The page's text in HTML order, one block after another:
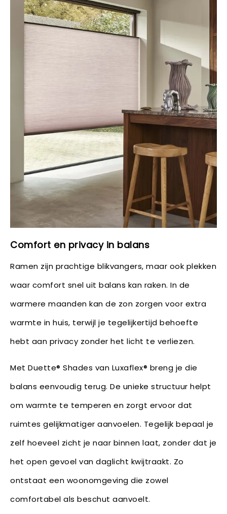
Comfort en privacy in balans
Ramen zijn prachtige blikvangers, maar ook plekken
waar comfort snel uit balans kan raken. In de
warmere maanden kan de zon zorgen voor extra
warmte in huis, terwijl je tegelijkertijd behoefte
hebt aan privacy zonder het licht te verliezen.
Met Duette® Shades van Luxaflex® breng je die
balans eenvoudig terug. De unieke structuur helpt
om warmte te temperen en zorgt ervoor dat
ruimtes gelijkmatiger aanvoelen. Tegelijk bepaal je
zelf hoeveel zicht je naar binnen laat, zonder dat je
het open gevoel van daglicht kwijtraakt. Zo
ontstaat een woonomgeving die zowel
comfortabel als beschut aanvoelt.